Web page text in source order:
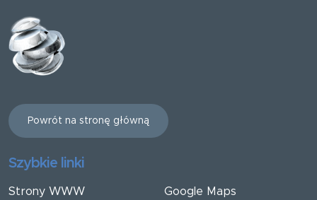
Powrót na stronę główną
Szybkie linki
Strony WWW Google Maps